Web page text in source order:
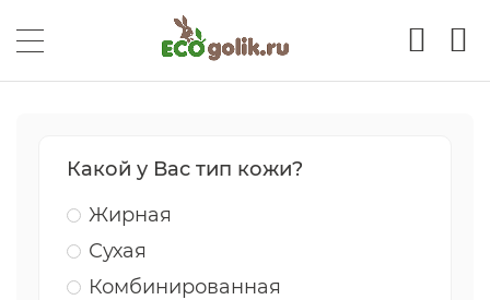
Какой у Вас тип кожи?
Жирная
Сухая
Комбинированная